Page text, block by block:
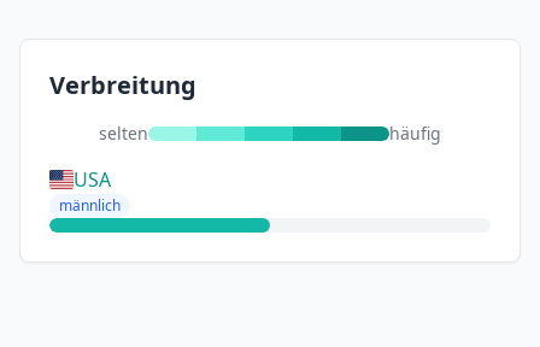
Verbreitung
selten häufig
USA
männlich